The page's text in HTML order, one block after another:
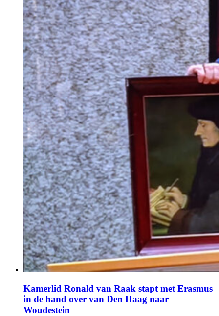
Kamerlid Ronald van Raak stapt met Erasmus
in de hand over van Den Haag naar
Woudestein